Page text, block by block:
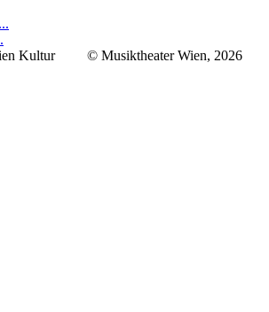
© Musiktheater Wien, 2026